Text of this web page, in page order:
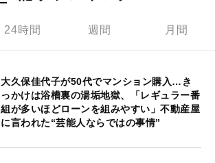
24時間 週間 月間
大久保佳代子が50代でマンション購入…き
っかけは浴槽裏の湯垢地獄、「レギュラー番
組が多いほどローンを組みやすい」不動産屋
に言われた“芸能人ならではの事情”